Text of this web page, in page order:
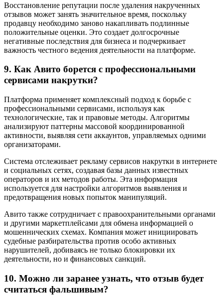
Восстановление репутации после удаления накрученных
отзывов может занять значительное время, поскольку
продавцу необходимо заново накапливать подлинные
положительные оценки. Это создает долгосрочные
негативные последствия для бизнеса и подчеркивает
важность честного ведения деятельности на платформе.
9. Как Авито борется с профессиональными
сервисами накрутки?
Платформа применяет комплексный подход к борьбе с
профессиональными сервисами, используя как
технологические, так и правовые методы. Алгоритмы
анализируют паттерны массовой координированной
активности, выявляя сети аккаунтов, управляемых одними
организаторами.
Система отслеживает рекламу сервисов накрутки в интернете
и социальных сетях, создавая базы данных известных
операторов и их методов работы. Эта информация
используется для настройки алгоритмов выявления и
предотвращения новых попыток манипуляций.
Авито также сотрудничает с правоохранительными органами
и другими маркетплейсами для обмена информацией о
мошеннических схемах. Компания может инициировать
судебные разбирательства против особо активных
нарушителей, добиваясь не только блокировки их
деятельности, но и финансовых санкций.
10. Можно ли заранее узнать, что отзыв будет
считаться фальшивым?